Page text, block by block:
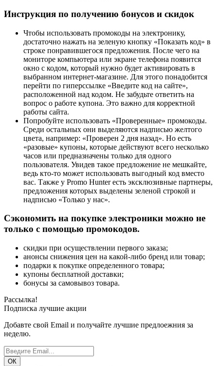
Инструкция по получению бонусов и скидок
Чтобы использовать промокоды на электронику,
достаточно нажать на зеленую кнопку «Показать код» в
строке понравившегося предложения. После чего на
мониторе компьютера или экране телефона появится
окно с кодом, который нужно будет активировать в
выбранном интернет-магазине. Для этого понадобится
перейти по гиперссылке «Введите код на сайте»,
расположенной над кодом. Не забудьте ответить на
вопрос о работе купона. Это важно для корректной
работы сайта.
Попробуйте использовать «Проверенные» промокоды.
Среди остальных они выделяются надписью желтого
цвета, например: «Проверен 2 дня назад». Но есть
«разовые» купоны, которые действуют всего несколько
часов или предназначены только для одного
пользователя. Увидев такое предложение не мешкайте,
ведь кто-то может использовать выгодный код вместо
вас. Также у Promo Hunter есть эксклюзивные партнеры,
предложения которых выделены зеленой строкой и
надписью «Только у нас».
Сэкономить на покупке электроники можно не
только с помощью промокодов.
скидки при осуществлении первого заказа;
анонсы снижения цен на какой-либо бренд или товар;
подарки к покупке определенного товара;
купоны бесплатной доставки;
бонусы за самовывоз товара.
Рассылка!
Подписка лучшие акции
Добавте свой Email и получайте лучшие предлоежния за
неделю.